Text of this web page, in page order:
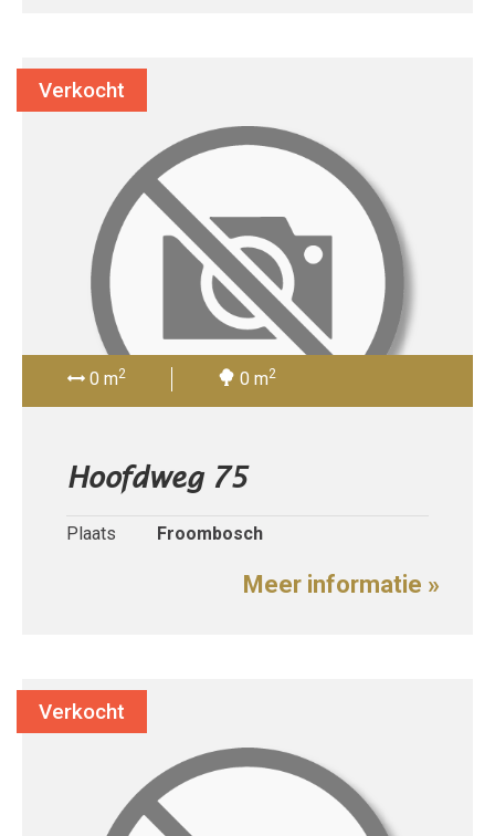
0 m2 0 m2
Hoofdweg 75
Plaats Froombosch
Meer informatie »
Verkocht
Verkocht